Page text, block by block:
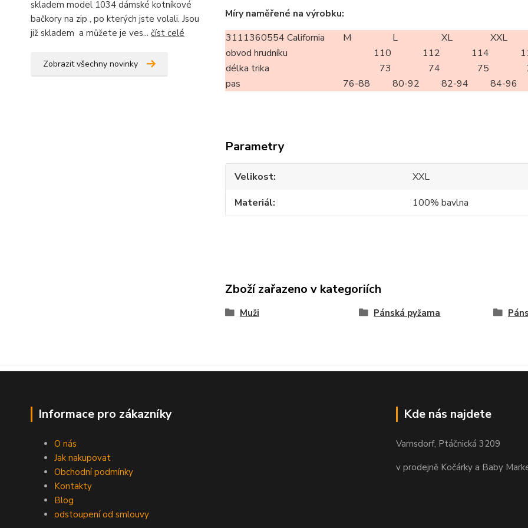
skladem model 1034 dámské kotníkové
bačkory na zip , po kterých jste volali. Jsou
již skladem a můžete je ves... číst celé
Zobrazit všechny novinky
Míry naměřené na výrobku:
3111360554 California
M L XL
XXL
obvod hrudníku
110 112 114
délka trika
73 74 75
pas
76-88 80-92 82-94 84-96
Parametry
Velikost
XXL
Materiál
100% bavlna
Zboží zařazeno v kategoriích
Muži Pánská pyžama
Informace pro zákazníky
O nás
Jak nakupovat
Obchodní podmínky
Kontakty
Blog
odstoupení od smlouvy
Kde nás najdete
Varnsdorf, Ptáčnická 3209
v prodejně Kočárky a Baby